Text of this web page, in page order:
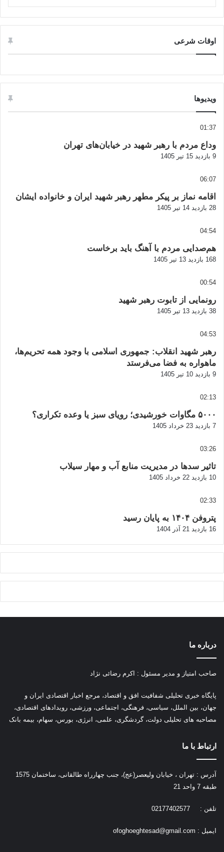
اوقات شرعی
ویدیوها
01:37
وداع مردم با رهبر شهید در خیابان‌های تهران
9 بازدید 15 تیر 1405
06:07
اقامه نماز بر پیکر مطهر رهبر شهید ایران و خانواده ایشان
28 بازدید 14 تیر 1405
04:54
هم‌صدایی مردم با آهنگ باید برخاست
168 بازدید 13 تیر 1405
00:54
رونمایی از تابوت رهبر شهید
38 بازدید 13 تیر 1405
04:53
رهبر شهید انقلاب: جمهوری اسلامی با وجود همه تحریم‌ها،
ماهواره به فضا می‌فرستد
9 بازدید 10 تیر 1405
02:13
۵۰۰۰ مگاوات خورشیدی؛ رویای سبز یا وعده تکراری؟
7 بازدید 23 خرداد 1405
03:26
تاثیر سدها در مدیریت منابع آب و مهار سیلاب
10 بازدید 22 خرداد 1405
02:33
پتروفن ۱۴۰۴ به پایان رسید
16 بازدید 21 آذر 1404
درباره ما
صاحب امتیاز و مدیر مسئول : اکرم رضائی نژاد
پایگاه خبری تحلیلی شفافیت افق و اقتصاد، مرجع اخبار اقتصادی ایران و
جهان، بین الملل، سیاسی، فرهنگی، اجتماعی، ورزشی، رویدادهای اقتصادی،
مصاحبه های تحلیلی دولت، گردشگری، علمی، انرژی، بورس، سهام، بیمه بانک
ارتباط با ما
آدرس : تهران ، خیابان ولیعصر(عج)، جنب چهارراه طالقانی، ساختمان 1575
طبقه 7 واحد 21
تلفن : 02177402577
ایمیل : ofoghoeghtesad@gmail.com